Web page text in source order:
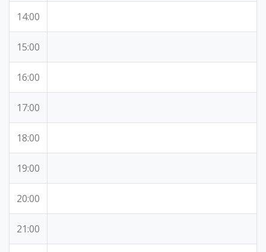
14:00
15:00
16:00
17:00
18:00
19:00
20:00
21:00